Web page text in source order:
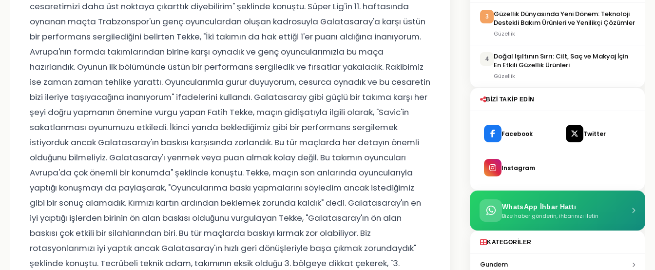
cesaretimizi daha üst noktaya çıkarttık diyebilirim" şeklinde konuştu. Süper Lig'in 11. haftasında
oynanan maçta Trabzonspor'un genç oyunculardan oluşan kadrosuyla Galatasaray'a karşı üstün
bir performans sergilediğini belirten Tekke, "İki takımın da hak ettiği 1'er puanı aldığına inanıyorum.
Avrupa'nın formda takımlarından birine karşı oynadık ve genç oyuncularımızla bu maça
hazırlandık. Oyunun ilk bölümünde üstün bir performans sergiledik ve fırsatlar yakaladık. Rakibimiz
ise zaman zaman tehlike yarattı. Oyuncularımla gurur duyuyorum, cesurca oynadık ve bu cesaretin
bizi ileriye taşıyacağına inanıyorum" ifadelerini kullandı. Galatasaray gibi güçlü bir takıma karşı her
şeyi doğru yapmanın önemine vurgu yapan Fatih Tekke, maçın gidişatıyla ilgili olarak, "Savic'in
sakatlanması oyunumuzu etkiledi. İkinci yarıda beklediğimiz gibi bir performans sergilemek
istiyorduk ancak Galatasaray'ın baskısı karşısında zorlandık. Bu tür maçlarda her detayın önemli
olduğunu bilmeliyiz. Galatasaray'ı yenmek veya puan almak kolay değil. Bu takımın oyuncuları
Avrupa'da çok önemli bir konumda" şeklinde konuştu. Tekke, maçın son anlarında oyuncularıyla
yaptığı konuşmayı da paylaşarak, "Oyuncularıma baskı yapmalarını söyledim ancak istediğimiz
gibi bir sonuç alamadık. Kırmızı kartın ardından beklemek zorunda kaldık" dedi. Galatasaray'ın en
iyi yaptığı işlerden birinin ön alan baskısı olduğunu vurgulayan Tekke, "Galatasaray'ın ön alan
baskısı çok etkili bir silahlarından biri. Bu tür maçlarda baskıyı kırmak zor olabiliyor. Biz
rotasyonlarımızı iyi yaptık ancak Galatasaray'ın hızlı geri dönüşleriyle başa çıkmak zorundaydık"
şeklinde konuştu. Tecrübeli teknik adam, takımının eksik olduğu 3. bölgeye dikkat çekerek, "3.
3
Güzellik Dünyasında Yeni Dönem: Teknoloji
Destekli Bakım Ürünleri ve Yenilikçi Çözümler
Güzellik
4
Doğal Işıltının Sırrı: Cilt, Saç ve Makyaj İçin
En Etkili Güzellik Ürünleri
Güzellik
BIZI TAKIP EDIN
Facebook Twitter
Instagram
WhatsApp İhbar Hattı
Bize haber gönderin, ihbarınızı iletin
KATEGORILER
Gundem